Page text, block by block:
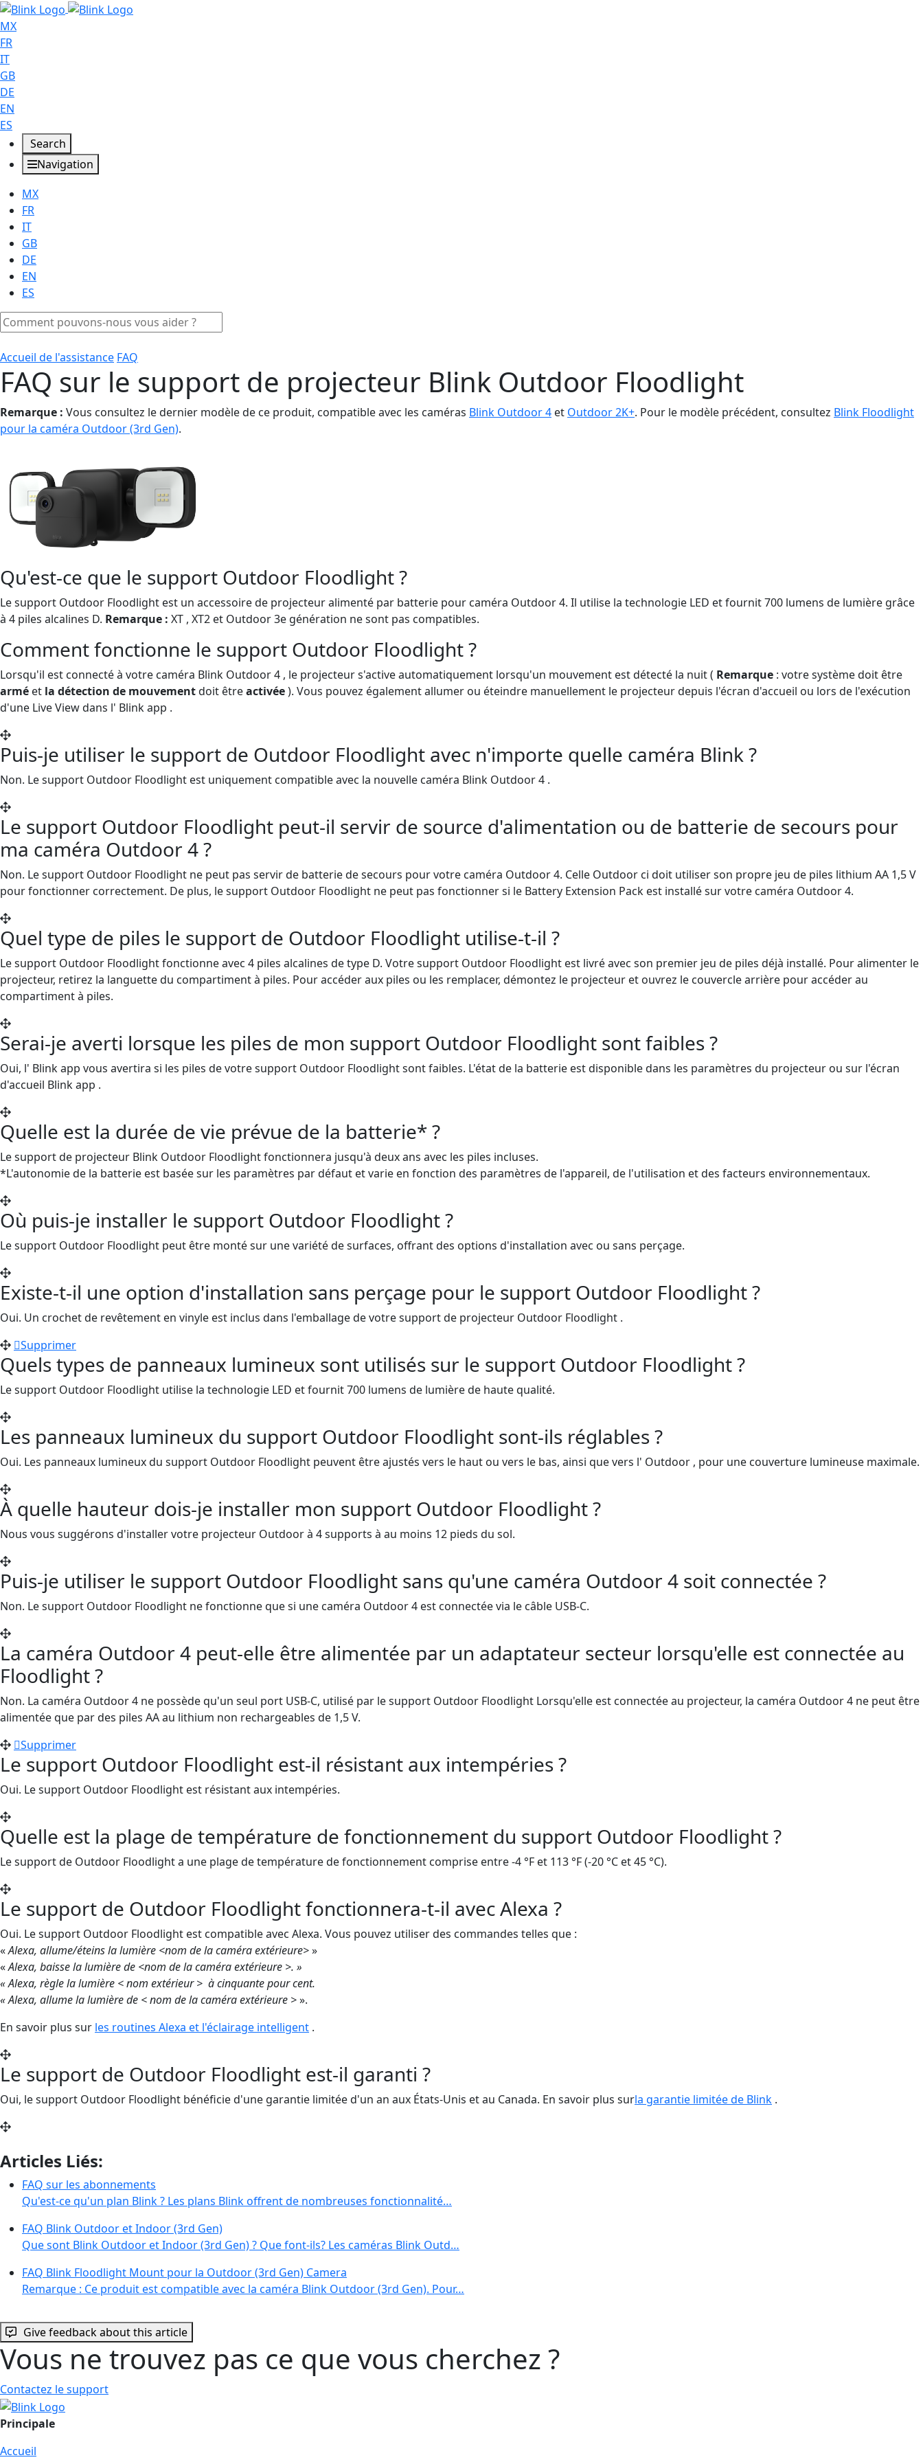
MX
FR
IT
GB
DE
EN
ES
Search
Navigation
MX
FR
IT
GB
DE
EN
ES
Accueil de l'assistance FAQ
FAQ sur le support de projecteur Blink Outdoor Floodlight
Remarque : Vous consultez le dernier modèle de ce produit, compatible avec les caméras Blink Outdoor 4 et Outdoor 2K+. Pour le modèle précédent, consultez Blink Floodlight
pour la caméra Outdoor (3rd Gen).
Qu'est-ce que le support Outdoor Floodlight ?
Le support Outdoor Floodlight est un accessoire de projecteur alimenté par batterie pour caméra Outdoor 4. Il utilise la technologie LED et fournit 700 lumens de lumière grâce
à 4 piles alcalines D. Remarque : XT , XT2 et Outdoor 3e génération ne sont pas compatibles.
Comment fonctionne le support Outdoor Floodlight ?
Lorsqu'il est connecté à votre caméra Blink Outdoor 4 , le projecteur s'active automatiquement lorsqu'un mouvement est détecté la nuit ( Remarque : votre système doit être
armé et la détection de mouvementdoit êtreactivée). Vous pouvez également allumer ou éteindre manuellement le projecteur depuis l'écran d'accueil ou lors de l'exécution
d'une Live View dans l' Blink app .
Puis-je utiliser le support de Outdoor Floodlight avec n'importe quelle caméra Blink ?
Non. Le support Outdoor Floodlight est uniquement compatible avec la nouvelle caméra Blink Outdoor 4 .
Le support Outdoor Floodlight peut-il servir de source d'alimentation ou de batterie de secours pour
ma caméra Outdoor 4 ?
Non. Le support Outdoor Floodlight ne peut pas servir de batterie de secours pour votre caméra Outdoor 4. Celle Outdoor ci doit utiliser son propre jeu de piles lithium AA 1,5 V
pour fonctionner correctement. De plus, le support Outdoor Floodlight ne peut pas fonctionner si le Battery Extension Pack est installé sur votre caméra Outdoor 4.
Quel type de piles le support de Outdoor Floodlight utilise-t-il ?
Le support Outdoor Floodlight fonctionne avec 4 piles alcalines de type D. Votre support Outdoor Floodlight est livré avec son premier jeu de piles déjà installé. Pour alimenter le
projecteur, retirez la languette du compartiment à piles. Pour accéder aux piles ou les remplacer, démontez le projecteur et ouvrez le couvercle arrière pour accéder au
compartiment à piles.
Serai-je averti lorsque les piles de mon support Outdoor Floodlight sont faibles ?
Oui, l' Blink app vous avertira si les piles de votre support Outdoor Floodlight sont faibles. L'état de la batterie est disponible dans les paramètres du projecteur ou sur l'écran
d'accueil Blink app .
Quelle est la durée de vie prévue de la batterie* ?
Le support de projecteur Blink Outdoor Floodlight fonctionnera jusqu'à deux ans avec les piles incluses.
*L'autonomie de la batterie est basée sur les paramètres par défaut et varie en fonction des paramètres de l'appareil, de l'utilisation et des facteurs environnementaux.
Où puis-je installer le support Outdoor Floodlight ?
Le support Outdoor Floodlight peut être monté sur une variété de surfaces, offrant des options d'installation avec ou sans perçage.
Existe-t-il une option d'installation sans perçage pour le support Outdoor Floodlight ?
Oui. Un crochet de revêtement en vinyle est inclus dans l'emballage de votre support de projecteur Outdoor Floodlight .
Supprimer
Quels types de panneaux lumineux sont utilisés sur le support Outdoor Floodlight ?
Le support Outdoor Floodlight utilise la technologie LED et fournit 700 lumens de lumière de haute qualité.
Les panneaux lumineux du support Outdoor Floodlight sont-ils réglables ?
Oui. Les panneaux lumineux du support Outdoor Floodlight peuvent être ajustés vers le haut ou vers le bas, ainsi que vers l' Outdoor , pour une couverture lumineuse maximale.
À quelle hauteur dois-je installer mon support Outdoor Floodlight ?
Nous vous suggérons d'installer votre projecteur Outdoor à 4 supports à au moins 12 pieds du sol.
Puis-je utiliser le support Outdoor Floodlight sans qu'une caméra Outdoor 4 soit connectée ?
Non. Le support Outdoor Floodlight ne fonctionne que si une caméra Outdoor 4 est connectée via le câble USB-C.
La caméra Outdoor 4 peut-elle être alimentée par un adaptateur secteur lorsqu'elle est connectée au
Floodlight ?
Non. La caméra Outdoor 4 ne possède qu'un seul port USB-C, utilisé par le support Outdoor Floodlight Lorsqu'elle est connectée au projecteur, la caméra Outdoor 4 ne peut être
alimentée que par des piles AA au lithium non rechargeables de 1,5 V.
Supprimer
Le support Outdoor Floodlight est-il résistant aux intempéries ?
Oui. Le support Outdoor Floodlight est résistant aux intempéries.
Quelle est la plage de température de fonctionnement du support Outdoor Floodlight ?
Le support de Outdoor Floodlight a une plage de température de fonctionnement comprise entre -4 °F et 113 °F (-20 °C et 45 °C).
Le support de Outdoor Floodlight fonctionnera-t-il avec Alexa ?
Oui. Le support Outdoor Floodlight est compatible avec Alexa. Vous pouvez utiliser des commandes telles que :
«Alexa, allume/éteins la lumière <nom de la caméra extérieure>»
«Alexa, baisse la lumière de <nom de la caméraextérieure >. »
« Alexa, règle la lumière < nom extérieur> à cinquante pour cent.
« Alexa, allume la lumière de < nom de la caméraextérieure >».
En savoir plus sur les routines Alexa et l'éclairage intelligent .
Le support de Outdoor Floodlight est-il garanti ?
Oui, le support Outdoor Floodlight bénéficie d'une garantie limitée d'un an aux États-Unis et au Canada. En savoir plus surla garantie limitée de Blink .
Articles Liés:
FAQ sur les abonnements
Qu'est-ce qu'un plan Blink ? Les plans Blink offrent de nombreuses fonctionnalité…
FAQ Blink Outdoor et Indoor (3rd Gen)
Que sont Blink Outdoor et Indoor (3rd Gen) ? Que font-ils? Les caméras Blink Outd…
FAQ Blink Floodlight Mount pour la Outdoor (3rd Gen) Camera
Remarque : Ce produit est compatible avec la caméra Blink Outdoor (3rd Gen). Pour…
Give feedback about this article
Vous ne trouvez pas ce que vous cherchez ?
Contactez le support
Principale
Accueil